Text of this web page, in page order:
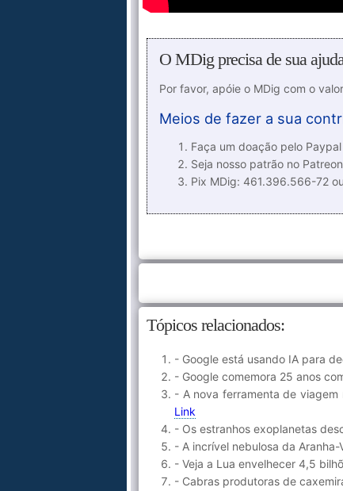
O MDig precisa de sua
Por favor, apóie o MDig com o
Meios de fazer a sua
Faça um doação pelo
Seja nosso patrão no
Pix MDig: 461.396.566-72
Tópicos relacionados:
- Google está usando IA para
- Google comemora 25 anos
- A nova ferramenta de
Link
- Os estranhos exoplanetas
- A incrível nebulosa da
- Veja a Lua envelhecer 4,5
- Cabras produtoras de